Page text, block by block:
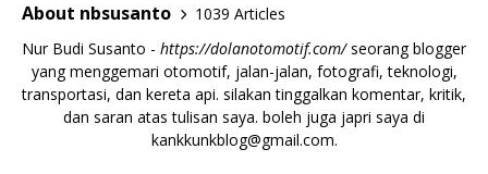
About nbsusanto
1039 Articles
Nur Budi Susanto - https://dolanotomotif.com/seorang blogger
yang menggemari otomotif, jalan-jalan, fotografi, teknologi,
transportasi, dan kereta api. silakan tinggalkan komentar, kritik,
dan saran atas tulisan saya. boleh juga japri saya di
kankkunkblog@gmail.com.